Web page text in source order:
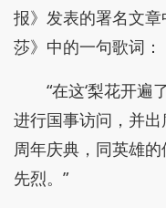
报》发表的署名文
莎》中的一句歌词：
“在这‘梨花开遍
进行国事访问，并
周年庆典，同英雄
先烈。”